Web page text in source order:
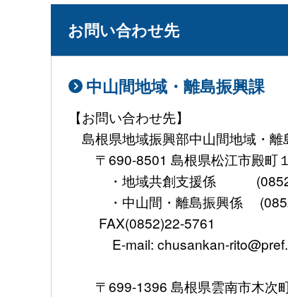
お問い合わせ先
中山間地域・離島振興課
【お問い合わせ先】
島根県地域振興部中山間地域・離
〒690-8501 島根県松江市殿町
・地域共創支援係
・中山間・離島振興係
FAX(0852)22-5761
E-mail: chusankan-
〒699-1396 島根県雲南市木次